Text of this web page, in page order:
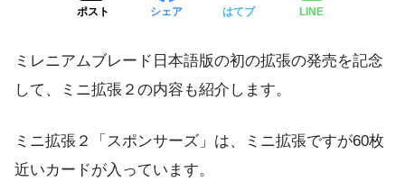
ポスト シェア はてブ LINE
ミレニアムブレード日本語版の初の拡張の発売を記念
して、ミニ拡張２の内容も紹介します。
ミニ拡張２「スポンサーズ」は、ミニ拡張ですが60枚
近いカードが入っています。